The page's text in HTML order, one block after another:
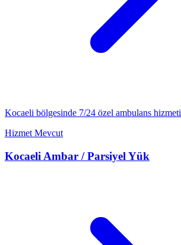
Kocaeli bölgesinde 7/24 özel ambulans hizmeti
Hizmet Mevcut
Kocaeli Ambar / Parsiyel Yük